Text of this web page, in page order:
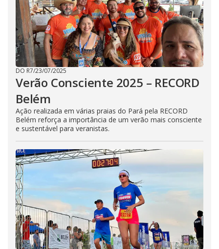
DO R7/23/07/2025
Verão Consciente 2025 – RECORD
Belém
Ação realizada em várias praias do Pará pela RECORD
Belém reforça a importância de um verão mais consciente
e sustentável para veranistas.